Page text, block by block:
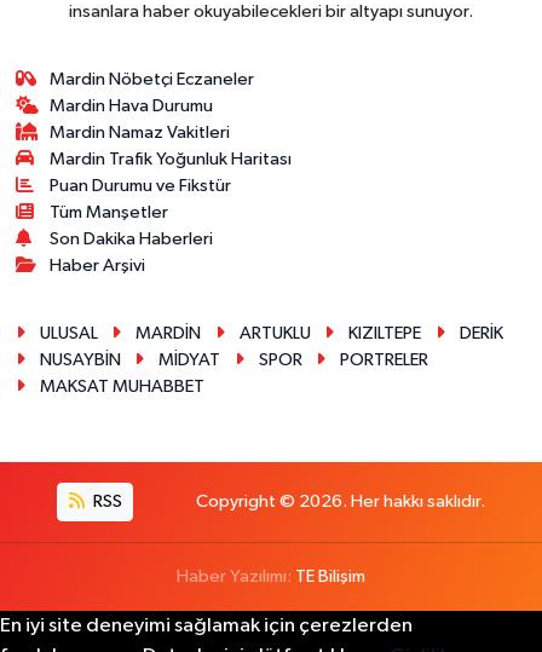
insanlara haber okuyabilecekleri bir altyapı sunuyor.
Mardin Nöbetçi Eczaneler
Mardin Hava Durumu
Mardin Namaz Vakitleri
Mardin Trafik Yoğunluk Haritası
Puan Durumu ve Fikstür
Tüm Manşetler
Son Dakika Haberleri
Haber Arşivi
ULUSAL MARDİN ARTUKLU KIZILTEPE
DERİK
NUSAYBİN
MİDYAT SPOR
PORTRELER
MAKSAT MUHABBET
RSS Copyright © 2026. Her hakkı saklıdır.
Haber Yazılımı: TE Bilişim
En iyi site deneyimi sağlamak için çerezlerden